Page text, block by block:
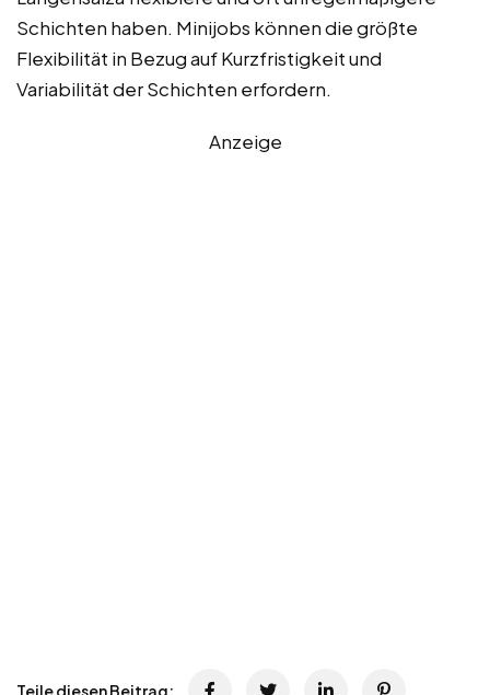
Schichten haben. Minijobs können die größte
Flexibilität in Bezug auf Kurzfristigkeit und
Variabilität der Schichten erfordern.
Anzeige
Teile diesen Beitrag: